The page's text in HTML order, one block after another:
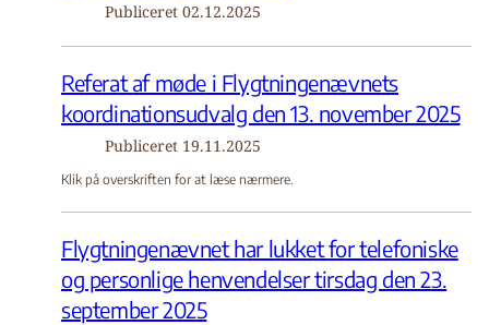
Publiceret 02.12.2025
Referat af møde i Flygtningenævnets
koordinationsudvalg den 13. november 2025
Publiceret 19.11.2025
Klik på overskriften for at læse nærmere.
Flygtningenævnet har lukket for telefoniske
og personlige henvendelser tirsdag den 23.
september 2025